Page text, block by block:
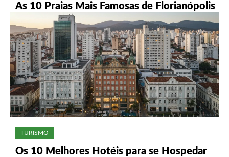
As 10 Praias Mais Famosas de Florianópolis
TURISMO
Os 10 Melhores Hotéis para se Hospedar